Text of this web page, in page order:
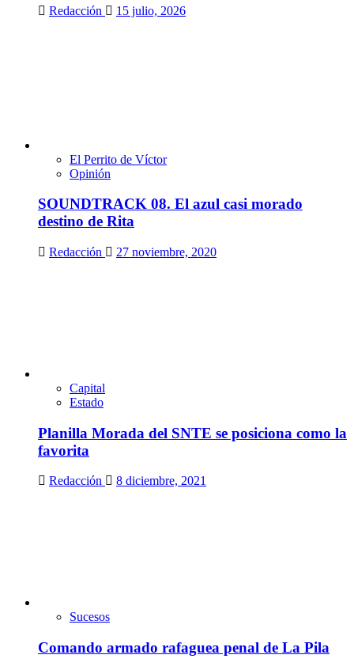
Redacción 15 julio, 2026
El Perrito de Víctor
Opinión
SOUNDTRACK 08. El azul casi morado
destino de Rita
Redacción 27 noviembre, 2020
Capital
Estado
Planilla Morada del SNTE se posiciona como la
favorita
Redacción 8 diciembre, 2021
Sucesos
Comando armado rafaguea penal de La Pila